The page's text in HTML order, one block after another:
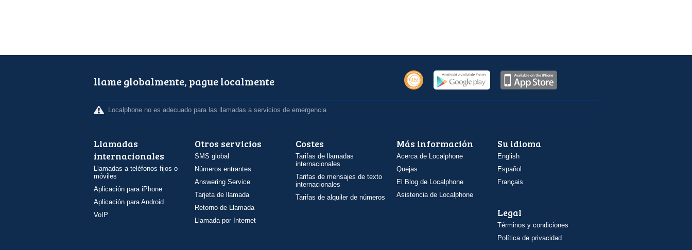
llame globalmente, pague localmente
Localphone no es adecuado para las llamadas a servicios de emergencia
Llamadas
internacionales
Llamadas a teléfonos fijos o
móviles
Aplicación para iPhone
Aplicación para Android
VoIP
Otros servicios
SMS global
Números entrantes
Answering Service
Tarjeta de llamada
Retorno de Llamada
Llamada por Internet
Costes
Tarifas de llamadas
internacionales
Tarifas de mensajes de texto
internacionales
Tarifas de alquiler de números
Más información
Acerca de Localphone
Quejas
El Blog de Localphone
Asistencia de Localphone
Su idioma
English
Español
Français
Legal
Términos y condiciones
Política de privacidad